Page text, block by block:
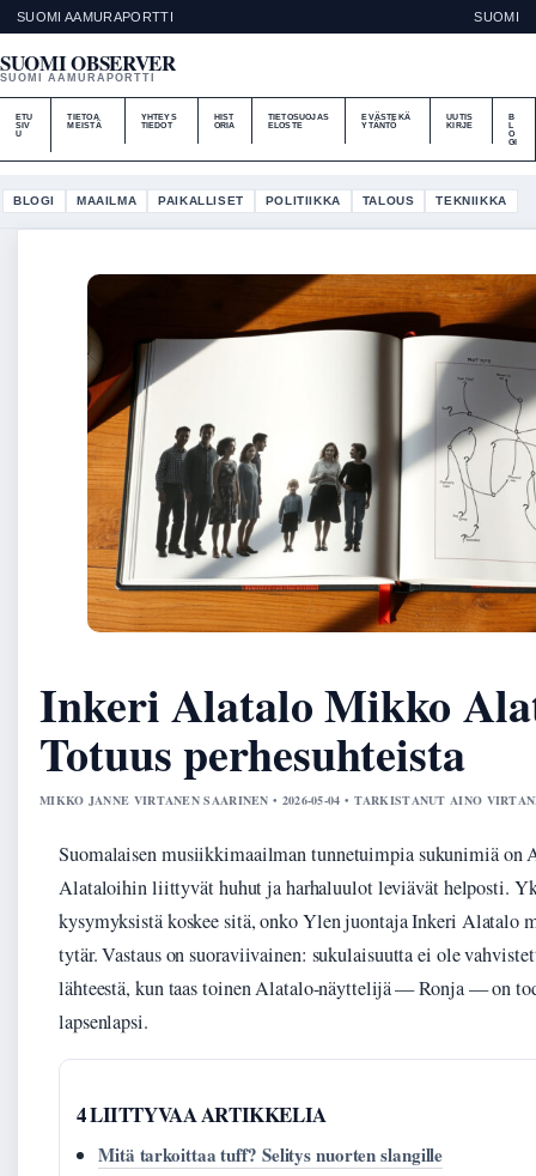
SUOMI AAMURAPORTTI SUOMI
SUOMI OBSERVER
SUOMI AAMURAPORTTI
ETU
SIV
U
TIETOA
MEISTÄ
YHTEYS
TIEDOT
HIST
ORIA
TIETOSUOJAS
ELOSTE
EVÄSTEKÄ
YTÄNTÖ
UUTIS
KIRJE
B
O
GI
BLOGI MAAILMA PAIKALLISET POLITIIKKA TALOUS TEKNIIKKA
Inkeri Alatalo Mikko
Totuus perhesuhteista
MIKKO JANNE VIRTANEN SAARINEN • 2026-05-04 • TARKISTANUT AINO
Suomalaisen musiikkimaailman tunnetuimpia sukunimiä
Alataloihin liittyvät huhut ja harhaluulot leviävät helposti.
kysymyksistä koskee sitä, onko Ylen juontaja Inkeri Alatalo
tytär. Vastaus on suoraviivainen: sukulaisuutta ei ole
lähteestä, kun taas toinen Alatalo-näyttelijä — Ronja — on
lapsenlapsi.
4 LIITTYVAA ARTIKKELIA
Mitä tarkoittaa tuff? Selitys nuorten slangille